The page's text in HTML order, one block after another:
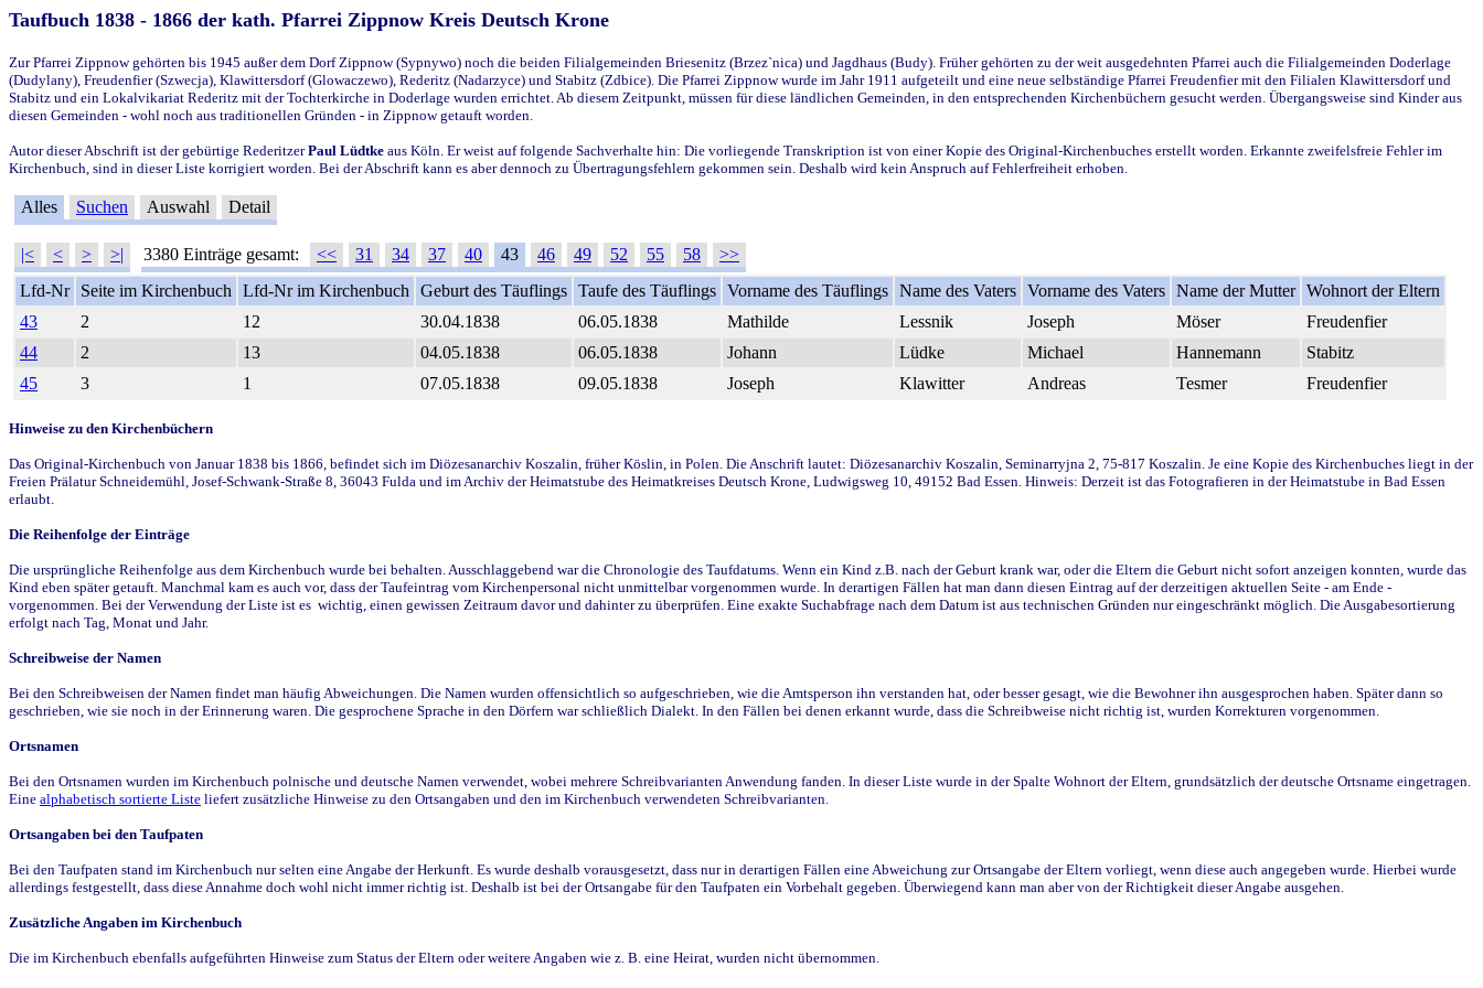
Taufbuch 1838 - 1866 der kath. Pfarrei Zippnow Kreis Deutsch Krone
Zur Pfarrei Zippnow gehörten bis 1945 außer dem Dorf Zippnow (Sypnywo) noch die beiden Filialgemeinden Briesenitz (Brzez`nica) und Jagdhaus (Budy). Früher gehörten zu der weit ausgedehnten Pfarrei auch die Filialgemeinden Doderlage
(Dudylany), Freudenfier (Szwecja), Klawittersdorf (Glowaczewo), Rederitz (Nadarzyce) und Stabitz (Zdbice). Die Pfarrei Zippnow wurde im Jahr 1911 aufgeteilt und eine neue selbständige Pfarrei Freudenfier mit den Filialen Klawittersdorf und
Stabitz und ein Lokalvikariat Rederitz mit der Tochterkirche in Doderlage wurden errichtet. Ab diesem Zeitpunkt, müssen für diese ländlichen Gemeinden, in den entsprechenden Kirchenbüchern gesucht werden. Übergangsweise sind Kinder aus
diesen Gemeinden - wohl noch aus traditionellen Gründen - in Zippnow getauft worden.
Autor dieser Abschrift ist der gebürtige RederitzerPaul Lüdtke aus Köln. Er weist auf folgende Sachverhalte hin: Die vorliegende Transkription ist von einer Kopie des Original-Kirchenbuches erstellt worden. Erkannte zweifelsfreie Fehler im
Kirchenbuch, sind in dieser Liste korrigiert worden. Bei der Abschrift kann es aber dennoch zu Übertragungsfehlern gekommen sein. Deshalb wird kein Anspruch auf Fehlerfreiheit erhoben.
Alles Suchen Auswahl Detail
|< < > >| 3380 Einträge gesamt: << 31 34 37 40 43 46 49 52 55 58
>>
Lfd-Nr
Seite im Kirchenbuch Lfd-Nr im Kirchenbuch Geburt des Täuflings Taufe des Täuflings Vorname des Täuflings Name des Vaters Vorname des Vaters Name der Mutter Wohnort der Eltern
43
2 12 30.04.1838 06.05.1838 Mathilde Lessnik Joseph Möser
Freudenfier
44
2 13 04.05.1838 06.05.1838 Johann Lüdke Michael Hannemann
Stabitz
45
3 1 07.05.1838 09.05.1838 Joseph Klawitter Andreas Tesmer Freudenfier
Hinweise zu den Kirchenbüchern
Das Original-Kirchenbuch von Januar 1838 bis 1866, befindet sich im Diözesanarchiv Koszalin, früher Köslin, in Polen. Die Anschrift lautet: Diözesanarchiv Koszalin, Seminarryjna 2, 75-817 Koszalin. Je eine Kopie des Kirchenbuches liegt in der
Freien Prälatur Schneidemühl, Josef-Schwank-Straße 8, 36043 Fulda und im Archiv der Heimatstube des Heimatkreises Deutsch Krone, Ludwigsweg 10, 49152 Bad Essen. Hinweis: Derzeit ist das Fotografieren in der Heimatstube in Bad Essen
erlaubt.
Die Reihenfolge der Einträge
Die ursprüngliche Reihenfolge aus dem Kirchenbuch wurde bei behalten. Ausschlaggebend war die Chronologie des Taufdatums. Wenn ein Kind z.B. nach der Geburt krank war, oder die Eltern die Geburt nicht sofort anzeigen konnten, wurde das
Kind eben später getauft. Manchmal kam es auch vor, dass der Taufeintrag vom Kirchenpersonal nicht unmittelbar vorgenommen wurde. In derartigen Fällen hat man dann diesen Eintrag auf der derzeitigen aktuellen Seite - am Ende -
vorgenommen. Bei der Verwendung der Liste ist es wichtig, einen gewissen Zeitraum davor und dahinter zu überprüfen. Eine exakte Suchabfrage nach dem Datum ist aus technischen Gründen nur eingeschränkt möglich. Die Ausgabesortierung
erfolgt nach Tag, Monat und Jahr.
Schreibweise der Namen
Bei den Schreibweisen der Namen findet man häufig Abweichungen. Die Namen wurden offensichtlich so aufgeschrieben, wie die Amtsperson ihn verstanden hat, oder besser gesagt, wie die Bewohner ihn ausgesprochen haben. Später dann so
geschrieben, wie sie noch in der Erinnerung waren. Die gesprochene Sprache in den Dörfern war schließlich Dialekt. In den Fällen bei denen erkannt wurde, dass die Schreibweise nicht richtig ist, wurden Korrekturen vorgenommen.
Ortsnamen
Bei den Ortsnamen wurden im Kirchenbuch polnische und deutsche Namen verwendet, wobei mehrere Schreibvarianten Anwendung fanden. In dieser Liste wurde in der Spalte Wohnort der Eltern, grundsätzlich der deutsche Ortsname eingetragen.
Eine alphabetisch sortierte Liste liefert zusätzliche Hinweise zu den Ortsangaben und den im Kirchenbuch verwendeten Schreibvarianten.
Ortsangaben bei den Taufpaten
Bei den Taufpaten stand im Kirchenbuch nur selten eine Angabe der Herkunft. Es wurde deshalb vorausgesetzt, dass nur in derartigen Fällen eine Abweichung zur Ortsangabe der Eltern vorliegt, wenn diese auch angegeben wurde. Hierbei wurde
allerdings festgestellt, dass diese Annahme doch wohl nicht immer richtig ist. Deshalb ist bei der Ortsangabe für den Taufpaten ein Vorbehalt gegeben. Überwiegend kann man aber von der Richtigkeit dieser Angabe ausgehen.
Zusätzliche Angaben im Kirchenbuch
Die im Kirchenbuch ebenfalls aufgeführten Hinweise zum Status der Eltern oder weitere Angaben wie z. B. eine Heirat, wurden nicht übernommen.